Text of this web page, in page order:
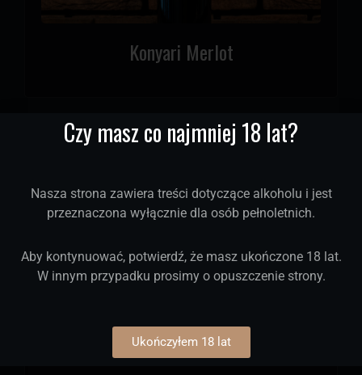
Konyari Merlot
Konyari Pava
Czy masz co najmniej 18 lat?
Nasza strona zawiera treści dotyczące alkoholu i jest
przeznaczona wyłącznie dla osób pełnoletnich.
Aby kontynuować, potwierdź, że masz ukończone 18 lat.
W innym przypadku prosimy o opuszczenie strony.
Ukończyłem 18 lat